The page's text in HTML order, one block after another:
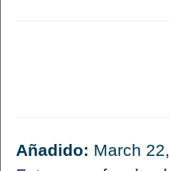
Añadido: March